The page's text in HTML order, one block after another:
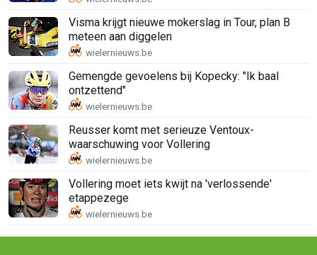
Visma krijgt nieuwe mokerslag in Tour, plan B
meteen aan diggelen
Gemengde gevoelens bij Kopecky: "Ik baal
ontzettend"
Reusser komt met serieuze Ventoux-
waarschuwing voor Vollering
Vollering moet iets kwijt na 'verlossende'
etappezege